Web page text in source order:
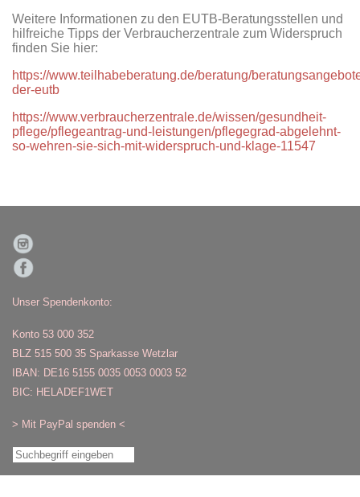
Unser Spendenkonto:
Konto 53 000 352
BLZ 515 500 35 Sparkasse Wetzlar
IBAN: DE16 5155 0035 0053 0003 52
BIC: HELADEF1WET
> Mit PayPal spenden <
Weitere Informationen zu den EUTB-Beratungsstellen und
hilfreiche Tipps der Verbraucherzentrale zum Widerspruch
finden Sie hier:
https://www.teilhabeberatung.de/beratung/
der-eutb
https://www.verbraucherzentrale.de/wissen/gesundheit-
pflege/pflegeantrag-und-leistungen/pflegegrad-abgelehnt-
so-wehren-sie-sich-mit-widerspruch-und-klage-11547